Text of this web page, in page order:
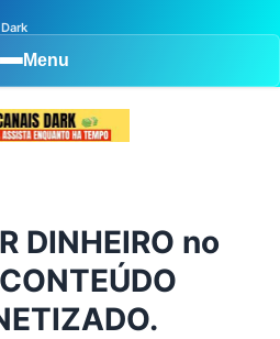
Menu
DINHEIRO no